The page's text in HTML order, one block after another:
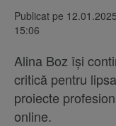
Publicat pe
15:06
Alina Boz își
critică pentru
proiecte
online.